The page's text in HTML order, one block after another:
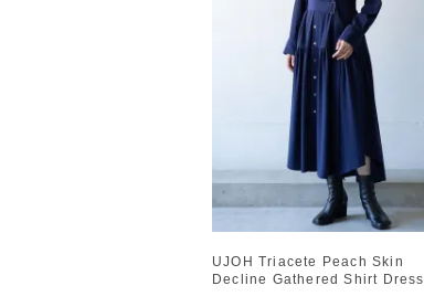
UJOH Triacete Peach Skin
Decline Gathered Shirt Dress